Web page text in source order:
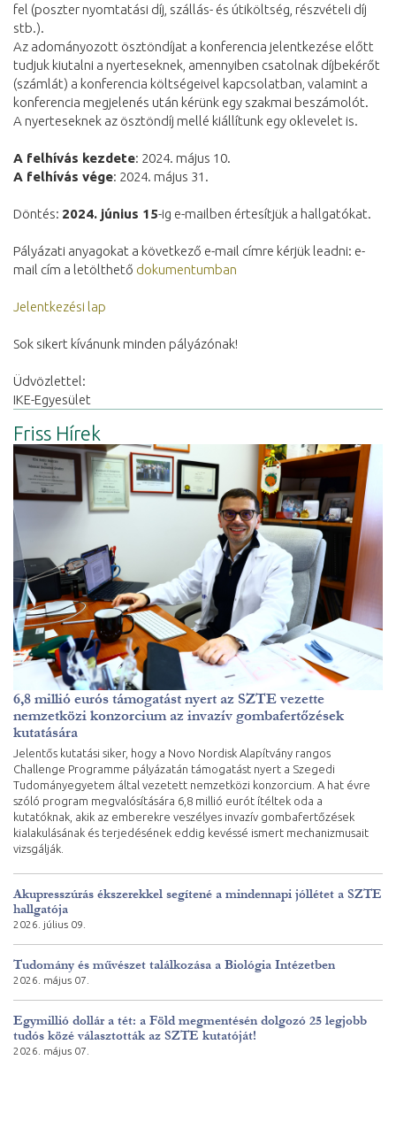
fel (poszter nyomtatási díj, szállás- és útiköltség, részvételi díj
stb.).
Az adományozott ösztöndíjat a konferencia jelentkezése előtt
tudjuk kiutalni a nyerteseknek, amennyiben csatolnak díjbekérőt
(számlát) a konferencia költségeivel kapcsolatban, valamint a
konferencia megjelenés után kérünk egy szakmai beszámolót.
A nyerteseknek az ösztöndíj mellé kiállítunk egy oklevelet is.
A felhívás kezdete: 2024. május 10.
A felhívás vége: 2024. május 31.
Döntés: 2024. június 15-ig e-mailben értesítjük a hallgatókat.
Pályázati anyagokat a következő e-mail címre kérjük leadni: e-
mail cím a letölthető dokumentumban
Jelentkezési lap
Sok sikert kívánunk minden pályázónak!
Üdvözlettel:
IKE-Egyesület
Friss Hírek
6,8 millió eurós támogatást nyert az SZTE vezette
nemzetközi konzorcium az invazív gombafertőzések
kutatására
Jelentős kutatási siker, hogy a Novo Nordisk Alapítvány rangos
Challenge Programme pályázatán támogatást nyert a Szegedi
Tudományegyetem által vezetett nemzetközi konzorcium. A hat évre
szóló program megvalósítására 6,8 millió eurót ítéltek oda a
kutatóknak, akik az emberekre veszélyes invazív gombafertőzések
kialakulásának és terjedésének eddig kevéssé ismert mechanizmusait
vizsgálják.
Akupresszúrás ékszerekkel segítené a mindennapi jóllétet a SZTE
hallgatója
2026. július 09.
Tudomány és művészet találkozása a Biológia Intézetben
2026. május 07.
Egymillió dollár a tét: a Föld megmentésén dolgozó 25 legjobb
tudós közé választották az SZTE kutatóját!
2026. május 07.